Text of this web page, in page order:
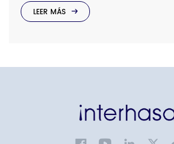
capabilities, OEM/ODM support, and
project experience. They provide
hotels, hospitals, airports, offices, and
LEER MÁS